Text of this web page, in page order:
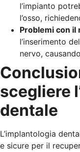
l’impianto
l’osso,
Problemi con il
l’inserimento
nervo,
scegliere
dentale
L’implantologia
e sicure per il